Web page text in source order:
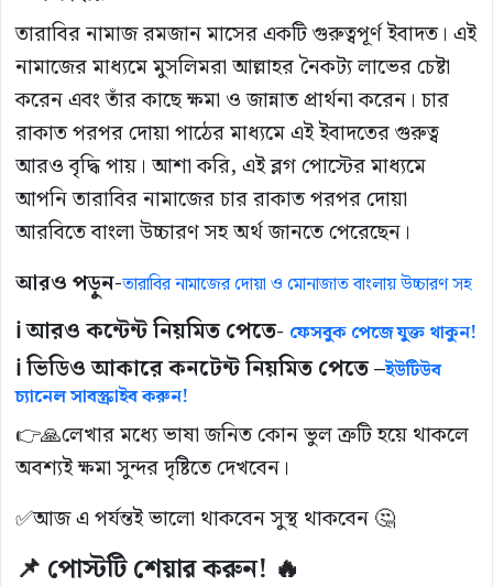
তারাবির নামাজ রমজান মাসের একটি গুরুত্বপূর্ণ ইবাদত। এই
নামাজের মাধ্যমে মুসলিমরা আল্লাহর নৈকট্য লাভের চেষ্টা
করেন এবং তাঁর কাছে ক্ষমা ও জান্নাত প্রার্থনা করেন। চার
রাকাত পরপর দোয়া পাঠের মাধ্যমে এই ইবাদতের গুরুত্ব
আরও বৃদ্ধি পায়। আশা করি, এই ব্লগ পোস্টের মাধ্যমে
আপনি তারাবির নামাজের চার রাকাত পরপর দোয়া
আরবিতে বাংলা উচ্চারণ সহ অর্থ জানতে পেরেছেন।
আরও পড়ুন-তারাবির নামাজের দোয়া ও মোনাজাত বাংলায় উচ্চারণ সহ
ℹ️ আরও কন্টেন্ট নিয়মিত পেতে- ফেসবুক পেজে যুক্ত থাকুন!
ℹ️ ভিডিও আকারে কনটেন্ট নিয়মিত পেতে –ইউটিউব
চ্যানেল সাবস্ক্রাইব করুন!
👉🙏লেখার মধ্যে ভাষা জনিত কোন ভুল ত্রুটি হয়ে থাকলে
অবশ্যই ক্ষমা সুন্দর দৃষ্টিতে দেখবেন।
✅আজ এ পর্যন্তই ভালো থাকবেন সুস্থ থাকবেন 🤔
📌 পোস্টটি শেয়ার করুন! 🔥